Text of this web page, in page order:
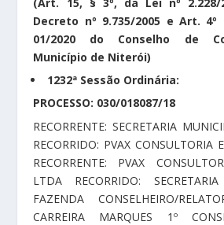
Decreto nº 9.735/2005 e Art. 4º
01/2020 do Conselho de
Município de Niterói)
1232ª Sessão Ordinária:
PROCESSO: 030/018087/18
RECORRENTE: SECRETARIA
RECORRIDO: PVAX CONSULTORIA
RECORRENTE: PVAX
LTDA RECORRIDO:
FAZENDA CONSELHEIRO/
CARREIRA MARQUES 1º